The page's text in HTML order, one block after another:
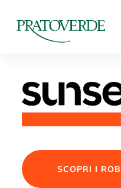
SCOPRI I